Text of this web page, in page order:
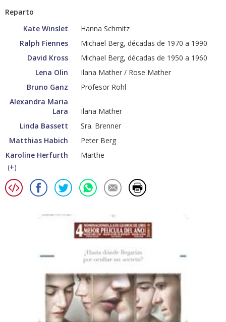
Reparto
Kate Winslet
Hanna Schmitz
Ralph Fiennes
Michael Berg, décadas de 1970 a 1990
David Kross
Michael Berg, décadas de 1950 a 1960
Lena Olin
Ilana Mather / Rose Mather
Bruno Ganz
Profesor Rohl
Alexandra Maria
Lara
Ilana Mather
Linda Bassett
Sra. Brenner
Matthias Habich
Peter Berg
Karoline Herfurth
Marthe
(+)